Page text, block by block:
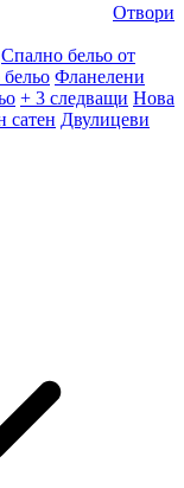
Отвори
Спално бельо от
Фланелени
+ 3 следващи Нова
сатен Двулицеви